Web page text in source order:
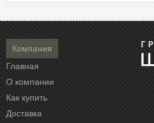
Компания
Главная
О компании
Как купить
Доставка